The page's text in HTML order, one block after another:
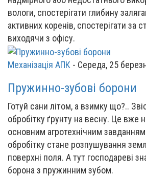
вологи, спостерігати глибину
активних коренів, спостерігати за
виходячи з офісу.
Механізація АПК - Середа, 25
Пружинно-зубові борони
Готуй сани літом, а взимку що?..
обробітку ґрунту на весну. Це вже
основним агротехнічним
обробітку стане розпушування
поверхні поля. А тут господареві
борона з пружинним зубом.